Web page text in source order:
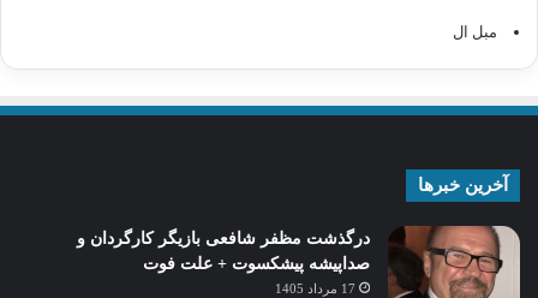
مبل ال
آخرین خبرها
درگذشت مظفر شافعی بازیگر کارگردان و
صداپیشه پیشکسوت + علت فوت
17 مرداد 1405